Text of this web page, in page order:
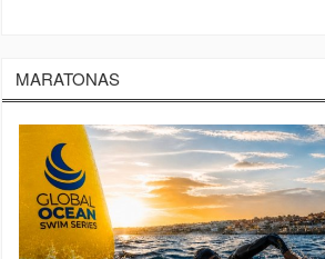
MARATONAS